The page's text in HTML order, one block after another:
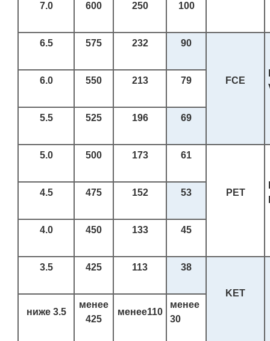
7.0
600 250 100
6.5 575 232 90
FCE
6.0 550 213 79
5.5 525 196 69
5.0 500 173 61
PET
4.5 475 152 53
4.0 450 133 45
3.5 425 113 38
KET
ниже3.5
менее
425
менее110
менее
30